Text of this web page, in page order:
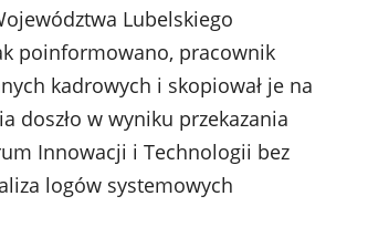
Lubelskiego
poinformowano, pracownik
kadrowych i skopiował je na
doszło w wyniku przekazania
Innowacji i Technologii bez
logów systemowych